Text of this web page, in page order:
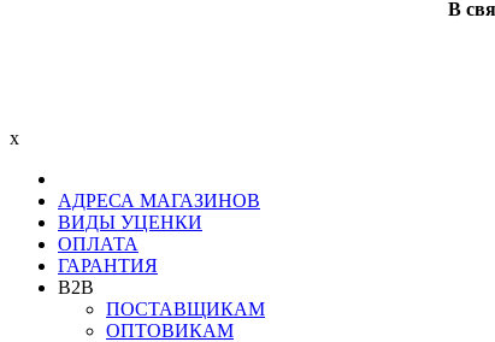
В
x
АДРЕСА МАГАЗИНОВ
ВИДЫ УЦЕНКИ
ОПЛАТА
ГАРАНТИЯ
B2B
ПОСТАВЩИКАМ
ОПТОВИКАМ